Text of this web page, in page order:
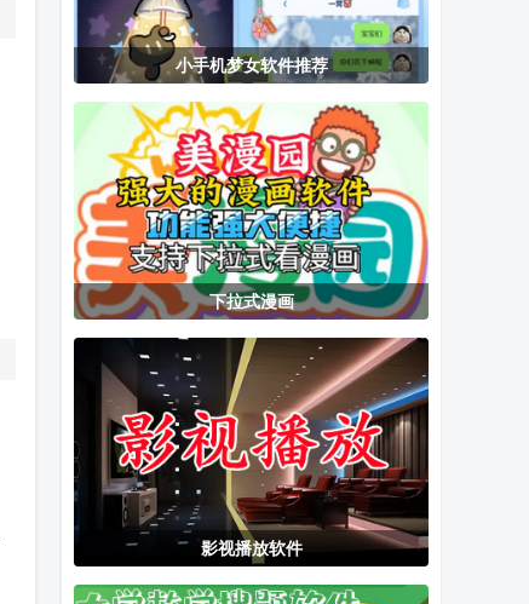
电视版
wowwoo哇呜
小手机
莲花LIANHUA
AI聊天
Car Scanner
汽车扫描仪
小手机梦女软件推荐
下拉式漫画
影视播放软件